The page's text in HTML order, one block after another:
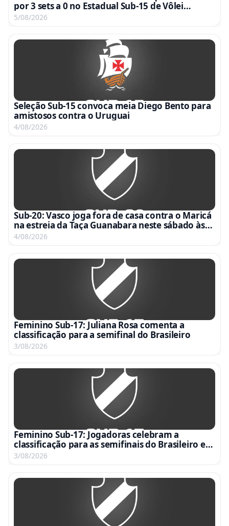
por 3 sets a 0 no Estadual Sub-15 de Vôlei
Feminino
5/08/2026
Seleção Sub-15 convoca meia Diego Bento para
amistosos contra o Uruguai
4/08/2026
Sub-20: Vasco joga fora de casa contra o Maricá
na estreia da Taça Guanabara neste sábado às
15h
4/08/2026
Feminino Sub-17: Juliana Rosa comenta a
classificação para a semifinal do Brasileiro
3/08/2026
Feminino Sub-17: Jogadoras celebram a
classificação para as semifinais do Brasileiro em
vídeo emocionante
3/08/2026